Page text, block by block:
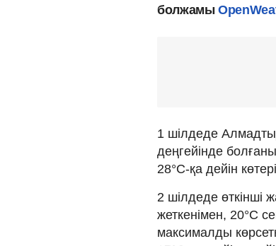
болжамы
1 шілдеде
деңгейінде
28°C-қа дейін
2 шілдеде
жеткенімен, 20°C
максималды